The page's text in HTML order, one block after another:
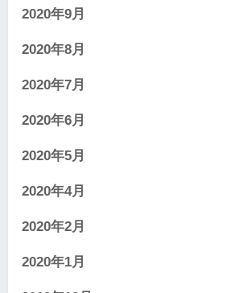
2020年9月
2020年8月
2020年7月
2020年6月
2020年5月
2020年4月
2020年2月
2020年1月